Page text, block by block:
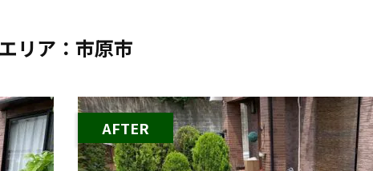
エリア：市原市